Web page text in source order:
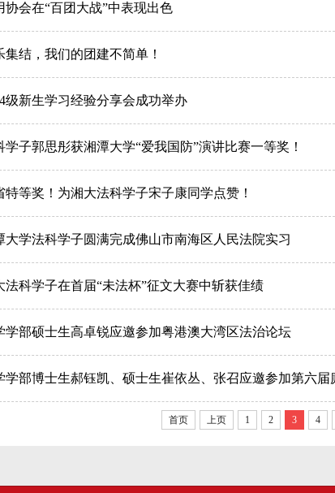
协会在“百团大战”中表现出色
集结，我们的团建不简单！
级新生学习经验分享会成功举办
学子郭思彤获湘潭大学“爱我国防”演讲比赛一等奖！
特等奖！为湘大法科学子宋子康同学点赞！
大学法科学子圆满完成佛山市南海区人民法院实习
法科学子在首届“未法杯”征文大赛中斩获佳绩
学部硕士生高卓锐应邀参加粤港澳大湾区法治论坛
学部博士生郝钰凯、硕士生崔依丛、张召应邀参加第六届
首页 上页 1 2 3 4